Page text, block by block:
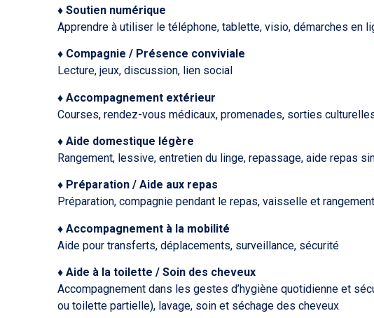
♦ Soutien numérique
Apprendre à utiliser le téléphone, tablette, visio, démarches en
♦ Compagnie / Présence conviviale
Lecture, jeux, discussion, lien social
♦ Accompagnement extérieur
Courses, rendez-vous médicaux, promenades, sorties
♦ Aide domestique légère
Rangement, lessive, entretien du linge, repassage, aide repas
♦ Préparation / Aide aux repas
Préparation, compagnie pendant le repas, vaisselle et rangement
♦ Accompagnement à la mobilité
Aide pour transferts, déplacements, surveillance, sécurité
♦ Aide à la toilette / Soin des cheveux
Accompagnement dans les gestes d’hygiène
ou toilette partielle), lavage, soin et séchage des cheveux